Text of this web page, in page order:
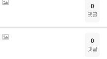
0
댓글
0
댓글